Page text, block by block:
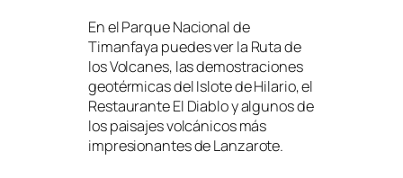
En el Parque Nacional de
Timanfaya puedes ver la Ruta de
los Volcanes, las demostraciones
geotérmicas del Islote de Hilario, el
Restaurante El Diablo y algunos de
los paisajes volcánicos más
impresionantes de Lanzarote.